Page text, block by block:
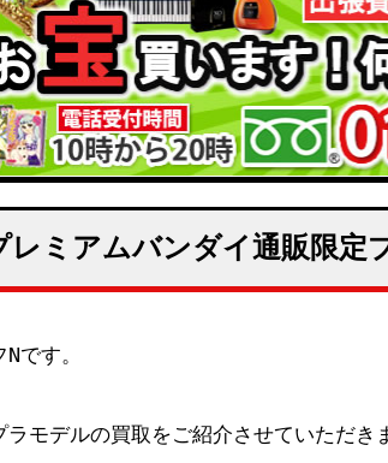
レミアムバンダイ通販限定
です。
ラモデルの買取をご紹介させていただき